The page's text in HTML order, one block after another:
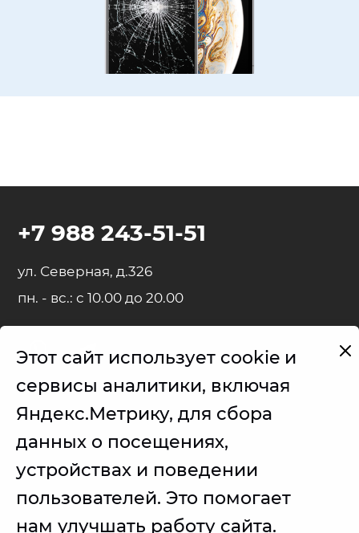
ул. Северная, д.326
пн. - вс.: с 10.00 до 20.00
+7 988 243-51-51
правомерной информационной и описательной целью.
iPhone, iPad, MacBook, iMac, Apple Watch, AirPods - правообладатель
Apple Inc. (Эпл Инк.);
Samsung – правообладатель Samsung Electronics Co. Ltd. (Самсунг
Электроникс Ко., Лтд.);
Товарные знаки используется с целью описания товара, в
отношении которых производятся услуги по ремонту сервисным
Услуги оказываются в неавторизованном сервисном центре, не
Этот сайт использует cookie и
сервисы аналитики, включая
Яндекс.Метрику, для сбора
данных о посещениях,
устройствах и поведении
пользователей. Это помогает
нам улучшать работу сайта.